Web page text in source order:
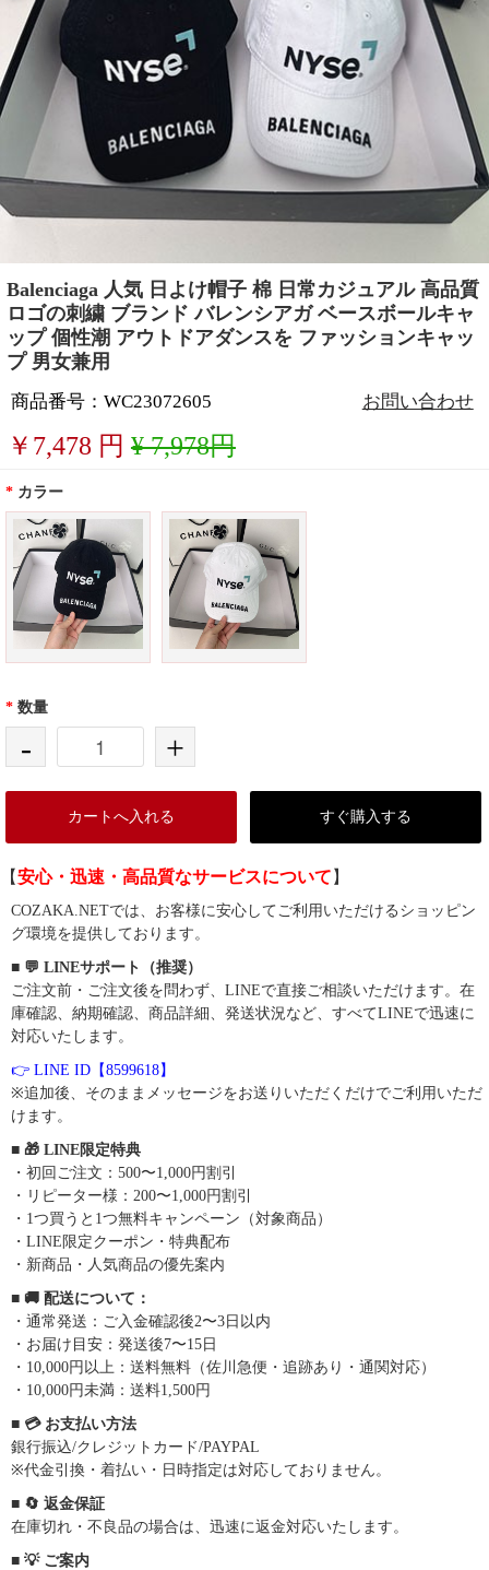
Balenciaga 人気 日よけ帽子 棉 日常カジュアル 高品質
ロゴの刺繍 ブランド バレンシアガ ベースボールキャ
ップ 個性潮 アウトドアダンスを ファッションキャッ
プ 男女兼用
商品番号：WC23072605 お問い合わせ
￥ 7,478 円 ¥ 7,978円
* カラー
* 数量
- +
カートへ入れる すぐ購入する
【安心・迅速・高品質なサービスについて 】
COZAKA.NETでは、お客様に安心してご利用いただけるショッピン
グ環境を提供しております。
■ 💬 LINEサポート（推奨）
ご注文前・ご注文後を問わず、LINEで直接ご相談いただけます。在
庫確認、納期確認、商品詳細、発送状況など、すべてLINEで迅速に
対応いたします。
👉 LINE ID【8599618】
※追加後、そのままメッセージをお送りいただくだけでご利用いただ
けます。
■ 🎁 LINE限定特典
・初回ご注文：500〜1,000円割引
・リピーター様：200〜1,000円割引
・1つ買うと1つ無料キャンペーン（対象商品）
・LINE限定クーポン・特典配布
・新商品・人気商品の優先案内
■ 🚚 配送について：
・通常発送：ご入金確認後2〜3日以内
・お届け目安：発送後7〜15日
・10,000円以上：送料無料（佐川急便・追跡あり・通関対応）
・10,000円未満：送料1,500円
■ 💳 お支払い方法
銀行振込/クレジットカード/PAYPAL
※代金引換・着払い・日時指定は対応しておりません。
■ 🔄 返金保証
在庫切れ・不良品の場合は、迅速に返金対応いたします。
■ 💡 ご案内